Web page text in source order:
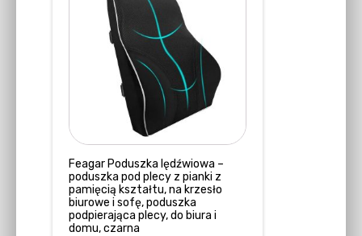
Feagar Poduszka lędźwiowa –
poduszka pod plecy z pianki z
pamięcią kształtu, na krzesło
biurowe i sofę, poduszka
podpierająca plecy, do biura i
domu, czarna